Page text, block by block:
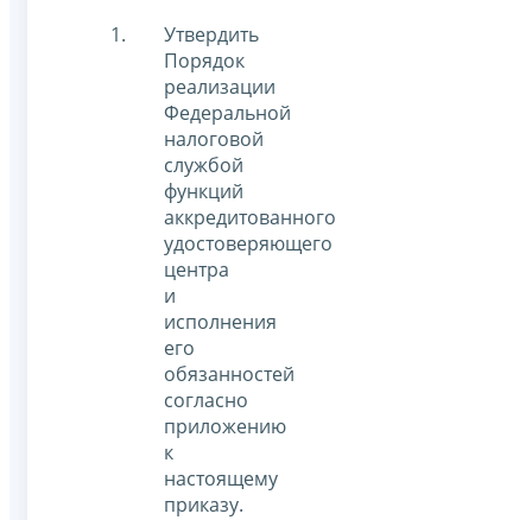
Утвердить
Порядок
реализации
Федеральной
налоговой
службой
функций
аккредитованного
удостоверяющего
центра
и
исполнения
его
обязанностей
согласно
приложению
к
настоящему
приказу.